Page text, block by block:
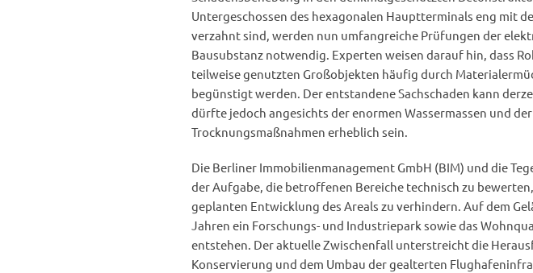
Untergeschossen des hexagonalen Hauptterminals eng mit
verzahnt sind, werden nun umfangreiche Prüfungen der
Bausubstanz notwendig. Experten weisen darauf hin, dass
teilweise genutzten Großobjekten häufig durch
begünstigt werden. Der entstandene Sachschaden kann
dürfte jedoch angesichts der enormen Wassermassen und
Trocknungsmaßnahmen erheblich sein.
Die Berliner Immobilienmanagement GmbH (BIM) und die
der Aufgabe, die betroffenen Bereiche technisch zu
geplanten Entwicklung des Areals zu verhindern. Auf dem
Jahren ein Forschungs- und Industriepark sowie das
entstehen. Der aktuelle Zwischenfall unterstreicht die
Konservierung und dem Umbau der gealterten